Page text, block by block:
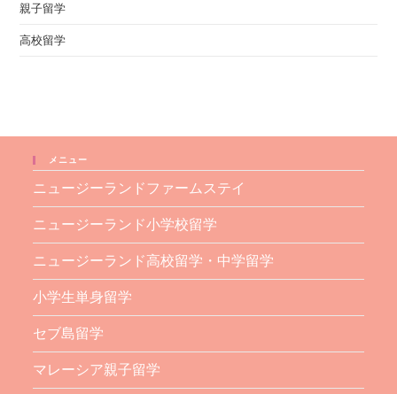
親子留学
高校留学
メニュー
ニュージーランドファームステイ
ニュージーランド小学校留学
ニュージーランド高校留学・中学留学
小学生単身留学
セブ島留学
マレーシア親子留学